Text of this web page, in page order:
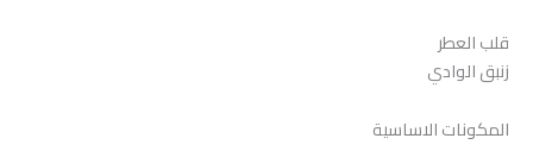
800 EGP.قلب العطر
زنبق الوادي
المكونات الاساسية